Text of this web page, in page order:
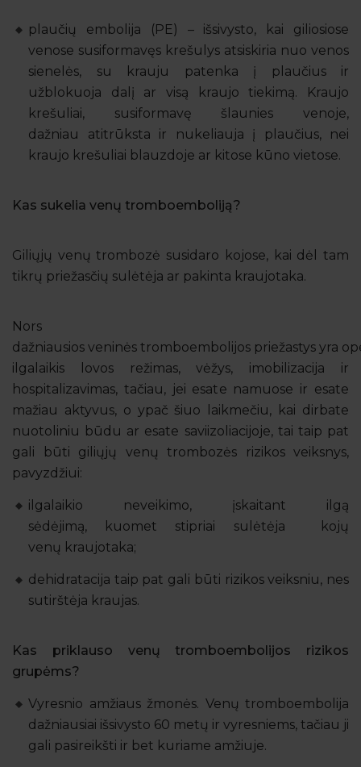
plaučių embolija (PE) – išsivysto, kai giliosiose
venose susiformavęs krešulys atsiskiria nuo venos
sienelės, su krauju patenka į plaučius ir
užblokuoja dalį ar visą kraujo tiekimą. Kraujo
krešuliai, susiformavę šlaunies venoje,
dažniau atitrūksta ir nukeliauja į plaučius, nei
kraujo krešuliai blauzdoje ar kitose kūno vietose.
Kas sukelia venų tromboemboliją?
Giliųjų venų trombozė susidaro kojose, kai dėl tam
tikrų priežasčių sulėtėja ar pakinta kraujotaka.
Nors
dažniausios veninės tromboembolijos priežastys yra
ilgalaikis lovos režimas, vėžys, imobilizacija ir
hospitalizavimas, tačiau, jei esate namuose ir esate
mažiau aktyvus, o ypač šiuo laikmečiu, kai dirbate
nuotoliniu būdu ar esate saviizoliacijoje, tai taip pat
gali būti giliųjų venų trombozės rizikos veiksnys,
pavyzdžiui:
ilgalaikio neveikimo, įskaitant ilgą
sėdėjimą, kuomet stipriai sulėtėja kojų
venų kraujotaka;
dehidratacija taip pat gali būti rizikos veiksniu, nes
sutirštėja kraujas.
Kas priklauso venų tromboembolijos rizikos
grupėms?
Vyresnio amžiaus žmonės. Venų tromboembolija
dažniausiai išsivysto 60 metų ir vyresniems, tačiau ji
gali pasireikšti ir bet kuriame amžiuje.